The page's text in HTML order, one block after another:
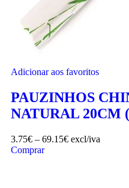
Adicionar aos favoritos
PAUZINHOS
NATURAL 20CM
3.75€ – 69.15€ excl/iva
Comprar